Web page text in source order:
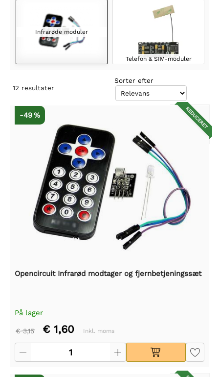
Infrarøde moduler
Telefon & SIM-moduler
12 resultater
Sorter efter
REDUCERET
-49 %
Opencircuit Infrarød modtager og fjernbetjeningssæt
På lager
€ 3,15 € 1,60 Inkl. moms